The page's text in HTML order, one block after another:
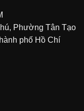
Phường Tân Tạo
phố Hồ Chí